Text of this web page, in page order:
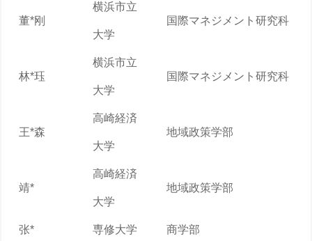
董*刚
横浜市立
大学
国際マネジメント研究科
林*珏
横浜市立
大学
国際マネジメント研究科
王*森
高崎経済
大学
地域政策学部
靖*
高崎経済
大学
地域政策学部
张* 専修大学 商学部